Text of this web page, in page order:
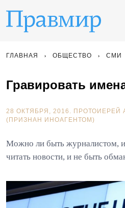
ГЛАВНАЯ ОБЩЕСТВО СМИ
Гравировать
28 ОКТЯБРЯ, 2016. ПРОТОИЕРЕЙ
(ПРИЗНАН ИНОАГЕНТОМ)
Можно ли быть журналистом,
читать новости, и не быть